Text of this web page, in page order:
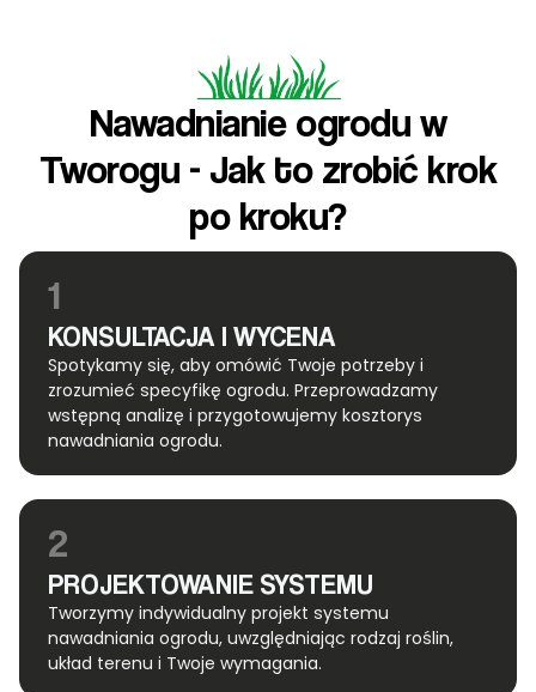
Nawadnianie ogrodu w
Tworogu - Jak to zrobić krok
po kroku?
1
KONSULTACJA I WYCENA
Spotykamy się, aby omówić Twoje potrzeby i
zrozumieć specyfikę ogrodu. Przeprowadzamy
wstępną analizę i przygotowujemy kosztorys
nawadniania ogrodu.
2
PROJEKTOWANIE SYSTEMU
Tworzymy indywidualny projekt systemu
nawadniania ogrodu, uwzględniając rodzaj roślin,
układ terenu i Twoje wymagania.